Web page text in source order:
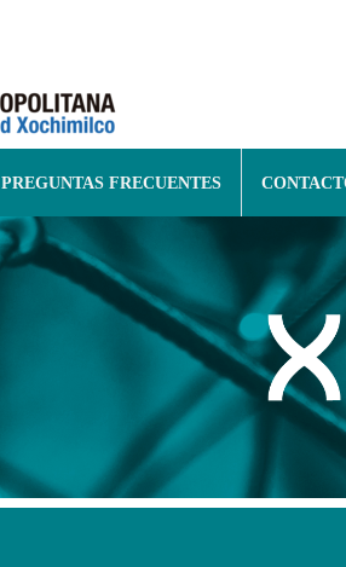
PREGUNTAS FRECUENTES